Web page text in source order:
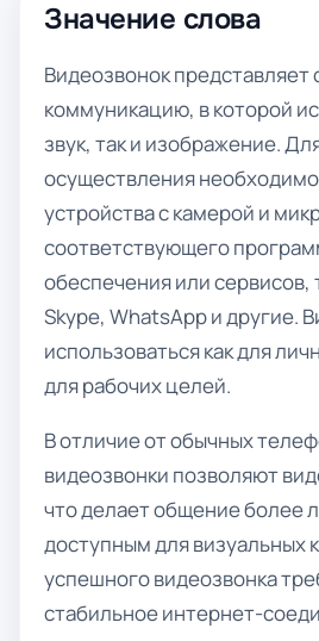
Значение слова
Видеозвонок представляет
коммуникацию, в которой
звук, так и изображение.
осуществления
устройства с камерой и
соответствующего
обеспечения или сервисов,
Skype, WhatsApp и другие.
использоваться как для
для рабочих целей.
В отличие от обычных
видеозвонки позволяют
что делает общение более
доступным для визуальных
успешного видеозвонка
стабильное интернет-